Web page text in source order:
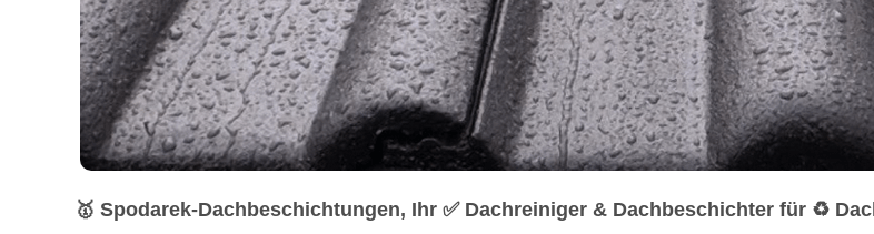
🥇 Spodarek-Dachbeschichtungen, Ihr ✅ Dachreiniger & Dachbeschichter für ♻